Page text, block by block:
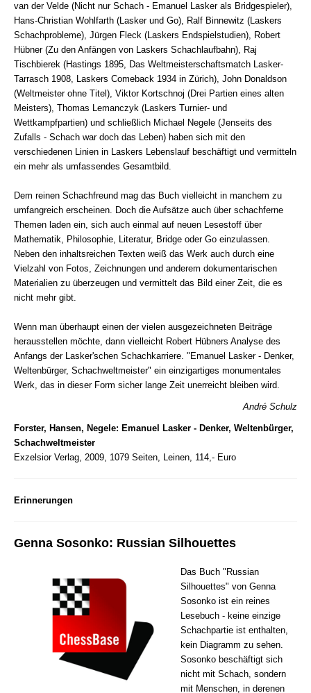
van der Velde (Nicht nur Schach - Emanuel Lasker als Bridgespieler),
Hans-Christian Wohlfarth (Lasker und Go), Ralf Binnewitz (Laskers
Schachprobleme), Jürgen Fleck (Laskers Endspielstudien), Robert
Hübner (Zu den Anfängen von Laskers Schachlaufbahn), Raj
Tischbierek (Hastings 1895, Das Weltmeisterschaftsmatch Lasker-
Tarrasch 1908, Laskers Comeback 1934 in Zürich), John Donaldson
(Weltmeister ohne Titel), Viktor Kortschnoj (Drei Partien eines alten
Meisters), Thomas Lemanczyk (Laskers Turnier- und
Wettkampfpartien) und schließlich Michael Negele (Jenseits des
Zufalls - Schach war doch das Leben) haben sich mit den
verschiedenen Linien in Laskers Lebenslauf beschäftigt und vermitteln
ein mehr als umfassendes Gesamtbild.
Dem reinen Schachfreund mag das Buch vielleicht in manchem zu
umfangreich erscheinen. Doch die Aufsätze auch über schachferne
Themen laden ein, sich auch einmal auf neuen Lesestoff über
Mathematik, Philosophie, Literatur, Bridge oder Go einzulassen.
Neben den inhaltsreichen Texten weiß das Werk auch durch eine
Vielzahl von Fotos, Zeichnungen und anderem dokumentarischen
Materialien zu überzeugen und vermittelt das Bild einer Zeit, die es
nicht mehr gibt.
Wenn man überhaupt einen der vielen ausgezeichneten Beiträge
herausstellen möchte, dann vielleicht Robert Hübners Analyse des
Anfangs der Lasker'schen Schachkarriere. "Emanuel Lasker - Denker,
Weltenbürger, Schachweltmeister" ein einzigartiges monumentales
Werk, das in dieser Form sicher lange Zeit unerreicht bleiben wird.
André Schulz
Forster, Hansen, Negele: Emanuel Lasker - Denker, Weltenbürger,
Schachweltmeister
Exzelsior Verlag, 2009, 1079 Seiten, Leinen, 114,- Euro
Erinnerungen
Genna Sosonko: Russian Silhouettes
Das Buch "Russian
Silhouettes" von Genna
Sosonko ist ein reines
Lesebuch - keine einzige
Schachpartie ist enthalten,
kein Diagramm zu sehen.
Sosonko beschäftigt sich
nicht mit Schach, sondern
mit Menschen, in derenen